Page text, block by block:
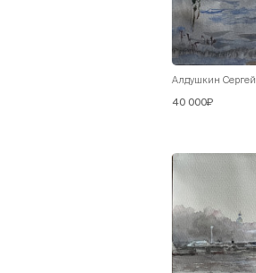
Алдушкин Сергей
40 000₽